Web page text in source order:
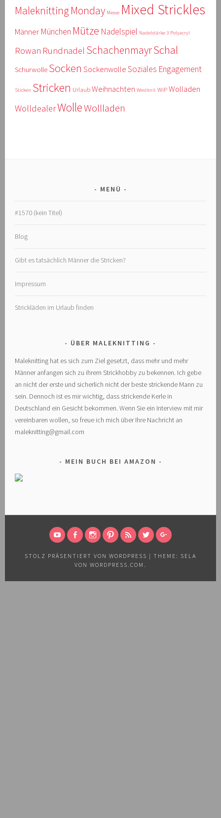
Maleknitting Monday Messe Mixed Strickles
Männer München Mütze Nadelspiel Nadelstärke 3 Polyacryl
Rowan Rundnadel SchachenmayrSchal
Schurwolle Socken Sockenwolle Soziales Engagement
Sticken Stricken UrlaubWeihnachten Westknit WiPWolladen
WolldealerWolleWollladen
MENÜ
#1570 (kein Titel)
Blog
Gibt es tatsächlich Männer die Stricken?
Impressum
Strickläden im Urlaub finden
ÜBER MALEKNITTING
Maleknitting hat es sich zum Ziel gesetzt, dass mehr und mehr
Männer anfangen sich zu ihrem Strickhobby zu bekennen. Ich gebe
an nicht der erste und sicherlich nicht der beste strickende Mann zu
sein. Dennoch ist es mir wichtig, dass strickende Kerle in
Deutschland ein Gesicht bekommen. Wenn Sie ein Interview mit mir
vereinbaren wollen, so freue ich mich über Ihre Nachricht an
maleknitting@gmail.com
MEIN BUCH BEI AMAZON
YOUTUBE
KANAL
FACEBOOK
SEITE
INSTAGRAM
BILDER
PINS RSS
FEED
MIR
BIN
GOOGLE+
STOLZ PRÄSENTIERT VON WORDPRESS | THEME: SELA
VON WORDPRESS.COM .